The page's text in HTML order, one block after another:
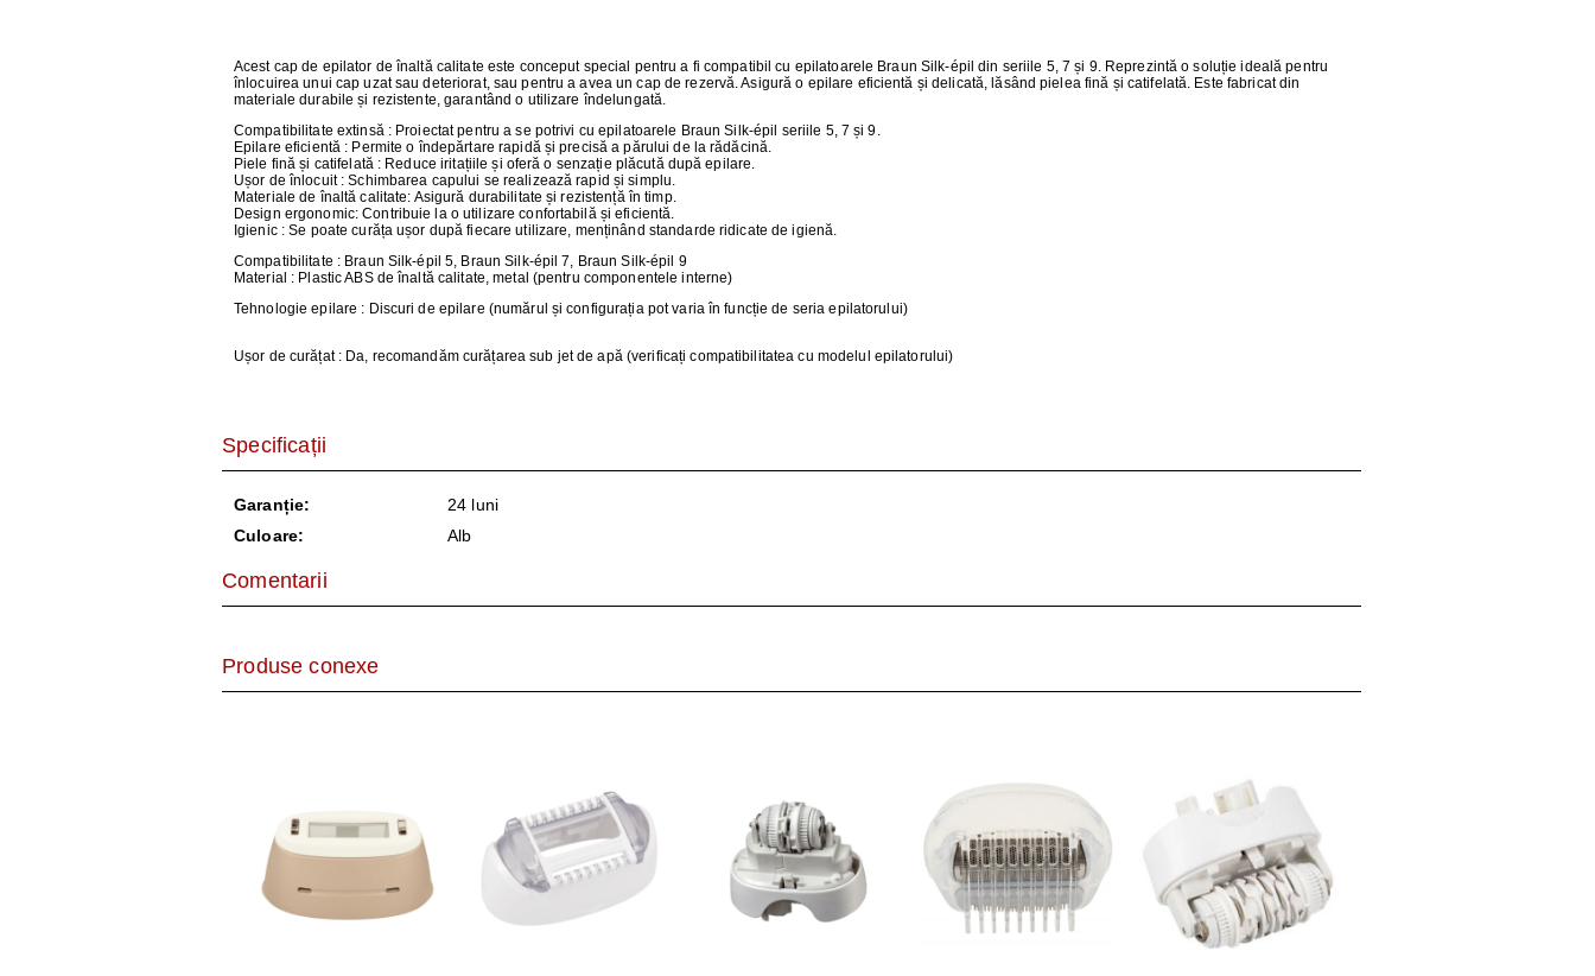
LAPTOPURI, DESKTOP, IT
DISPOZITIVE SMART
CAMERE SUPRAVEGHERE
Acest cap de epilator de înaltă calitate este conceput special pentru a fi compatibil cu epilatoarele Braun Silk-épil din seriile 5, 7 și 9. Reprezintă o soluție ideală pentru
înlocuirea unui cap uzat sau deteriorat, sau pentru a avea un cap de rezervă. Asigură o epilare eficientă și delicată, lăsând pielea fină și catifelată. Este fabricat din
materiale durabile și rezistente, garantând o utilizare îndelungată.
Compatibilitate extinsă : Proiectat pentru a se potrivi cu epilatoarele Braun Silk-épil seriile 5, 7 și 9.
Epilare eficientă : Permite o îndepărtare rapidă și precisă a părului de la rădăcină.
Piele fină și catifelată: Reduce iritațiile și oferă o senzație plăcută după epilare.
Ușor de înlocuit : Schimbarea capului se realizează rapid și simplu.
Materiale de înaltă calitate: Asigură durabilitate și rezistență în timp.
Design ergonomic: Contribuie la o utilizare confortabilă și eficientă.
Igienic: Se poate curăța ușor după fiecare utilizare, menținând standarde ridicate de igienă.
Compatibilitate : Braun Silk-épil 5, Braun Silk-épil 7, Braun Silk-épil 9
Material : Plastic ABS de înaltă calitate, metal (pentru componentele interne)
Tehnologie epilare : Discuri de epilare (numărul și configurația pot varia în funcție de seria epilatorului)
Ușor de curățat: Da, recomandăm curățarea sub jet de apă (verificați compatibilitatea cu modelul epilatorului)
Specificații
Garanție:
24 luni
Culoare:
Alb
Comentarii
Produse conexe